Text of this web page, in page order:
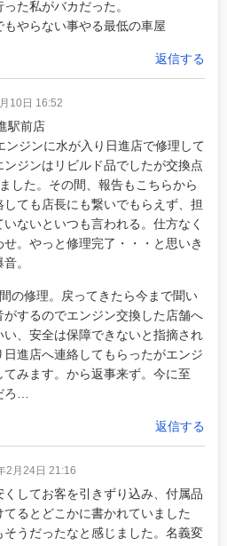
た私がバカだった。
もやらない事やる最低の車屋
返信する
10日 16:52
駅前店
ンジンに水が入り日進店で修理して
ンジンはリビルド品でしたが交換点
した。その間、報告もこちらから
ても店長にも繋いでもらえず、担
ないといつも言われる。仕方なく
せ。やっと修理完了・・・と思いき
。
の修理。戻ってきたら今まで聞い
がするのでエンジン交換した店舗へ
い、安全は保障できないと指摘され
日進店へ連絡してもらったがエンジ
てみます。から返事来ず。今に至
ろ…
返信する
2月24日 21:16
してお客を引きずり込み、付属品
るとどこかに書かれていました
そうだったなと感じました。名義変